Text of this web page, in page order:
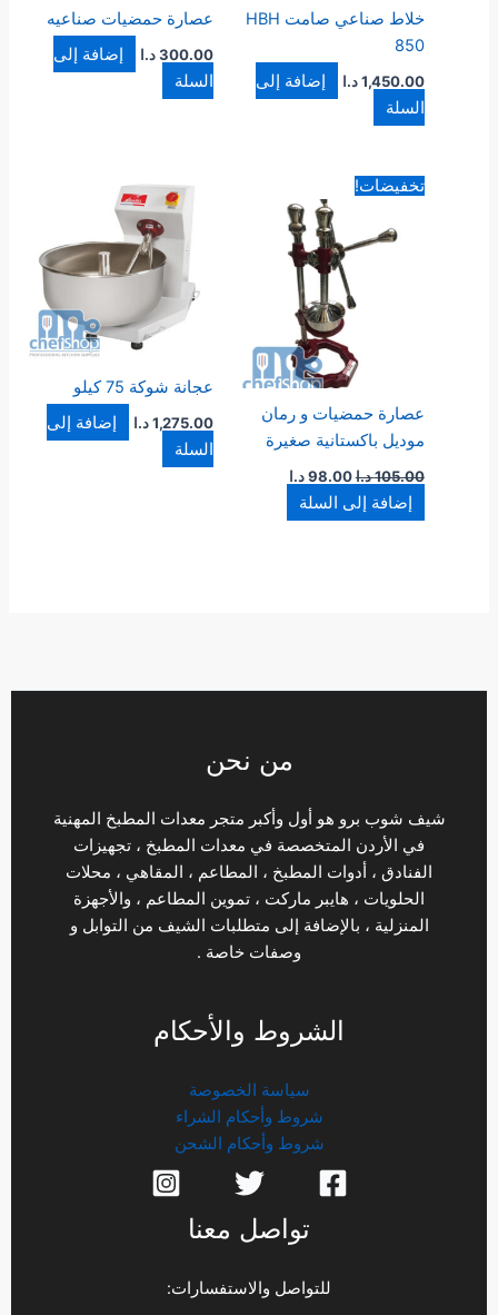
خلاط صناعي صامت HBH
850
1,450.00 د.ا
إضافة إلى
السلة
عصارة حمضيات صناعيه
300.00د.ا
إضافة إلى
السلة
تخفيضات!
عصارة حمضيات و رمان
موديل باكستانية صغيرة
105.00د.ا
الأصلي
هو:
105.00 د.ا.
98.00 د.ا
هو:
98.00 د.ا.
إضافة إلى السلة
عجانة شوكة 75 كيلو
1,275.00د.ا
إضافة إلى
السلة
من نحن
شيف شوب برو هو أول وأكبر متجر معدات المطبخ المهنية
في الأردن المتخصصة في معدات المطبخ ، تجهيزات
الفنادق ، أدوات المطبخ ، المطاعم ، المقاهي ، محلات
الحلويات ، هايبر ماركت ، تموين المطاعم ، والأجهزة
المنزلية ، بالإضافة إلى متطلبات الشيف من التوابل و
وصفات خاصة .
الشروط والأحكام
سياسة الخصوصة
شروط وأحكام الشراء
شروط وأحكام الشحن
تواصل معنا
للتواصل والاستفسارات: